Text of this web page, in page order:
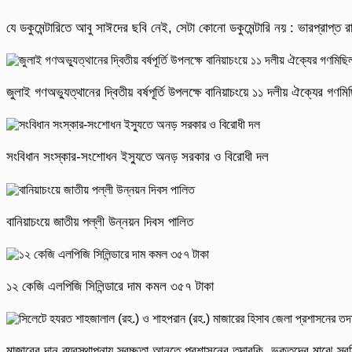
যে ডকুমেন্টারিতে আবু সাঈদের ছবি নেই, সেটা কোনো ডকুমেন্টারি নয় : ভারপ্রাপ্ত
জুলাই গণঅভ্যুত্থানের দ্বিতীয় বর্ষপূর্তি উপলক্ষে বানিয়াচংয়ে ১১ দলীয় ঐক্যের
সংবিধান সংস্কার-সংশোধন ইস্যুতে অনড় সরকার ও বিরোধী দল
বানিয়াচংয়ে জাতীয় পল্লী উন্নয়ন দিবস পালিত
১২ কেজি এলপিজি সিলিন্ডারে দাম কমল ৩৫৭ টাকা